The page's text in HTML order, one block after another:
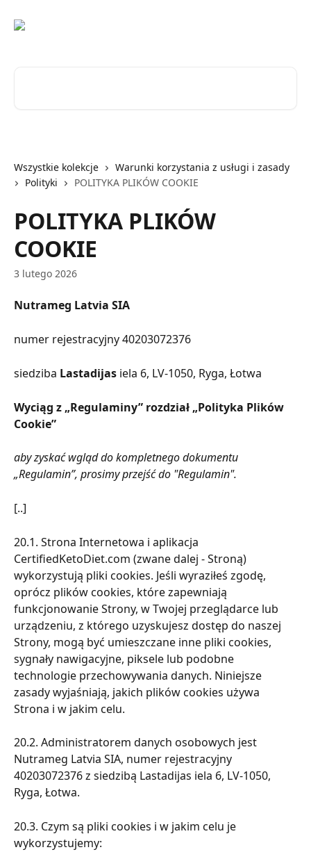
Wszystkie kolekcje
Warunki korzystania z usługi i zasady
Polityki
POLITYKA PLIKÓW COOKIE
POLITYKA PLIKÓW
COOKIE
3 lutego 2026
Nutrameg Latvia SIA
numer rejestracyjny 40203072376
siedziba Lastadijas iela 6, LV-1050, Ryga, Łotwa
Wyciąg z „Regulaminy” rozdział „Polityka Plików
Cookie”
aby zyskać wgląd do kompletnego dokumentu
„Regulamin”, prosimy przejść do "Regulamin".
[..]
20.1. Strona Internetowa i aplikacja
CertifiedKetoDiet.com (zwane dalej - Stroną)
wykorzystują pliki cookies. Jeśli wyraziłeś zgodę,
oprócz plików cookies, które zapewniają
funkcjonowanie Strony, w Twojej przeglądarce lub
urządzeniu, z którego uzyskujesz dostęp do naszej
Strony, mogą być umieszczane inne pliki cookies,
sygnały nawigacyjne, piksele lub podobne
technologie przechowywania danych. Niniejsze
zasady wyjaśniają, jakich plików cookies używa
Strona i w jakim celu.
20.2. Administratorem danych osobowych jest
Nutrameg Latvia SIA, numer rejestracyjny
40203072376 z siedzibą Lastadijas iela 6, LV-1050,
Ryga, Łotwa.
20.3. Czym są pliki cookies i w jakim celu je
wykorzystujemy: